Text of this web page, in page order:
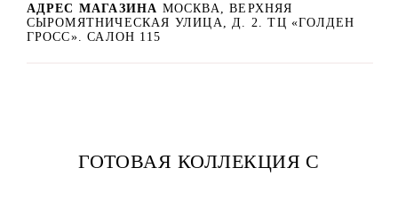
АДРЕС МАГАЗИНА МОСКВА, ВЕРХНЯЯ
СЫРОМЯТНИЧЕСКАЯ УЛИЦА, Д. 2. ТЦ «ГОЛДЕН
ГРОСС». САЛОН 115
ГОТОВАЯ КОЛЛЕКЦИЯ С